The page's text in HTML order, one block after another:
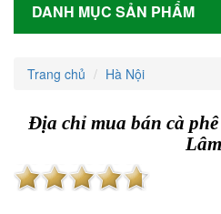
DANH MỤC SẢN PHẨM
Trang chủ Hà Nội
Địa chỉ mua bán cà
Lâm